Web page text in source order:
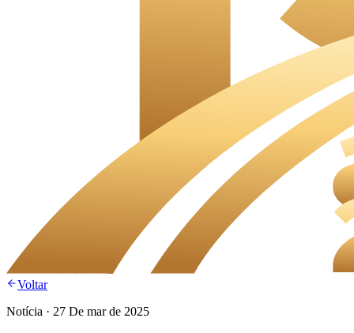
Voltar
Notícia · 27 De mar de 2025